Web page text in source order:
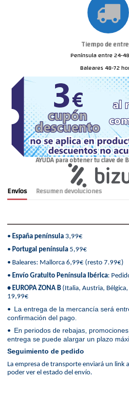
Tiempo de
Península entre 24-
Baleares 48-72
AYUDA para obtener tu clave de
Envíos Resumen devoluciones
• España península 3,99€
• Portugal península 5,99€
• Baleares: Mallorca 6,99€ (resto 7.99€)
• Envío Gratuito Península Ibérica:
• EUROPA ZONA B (Italia, Austria,
19,99€
• La entrega de la mercancía será
confirmación del pago.
• En periodos de rebajas,
entrega se puede alargar un plazo
Seguimiento de pedido
La empresa de transporte enviará un link
poder ver el estado del envío.